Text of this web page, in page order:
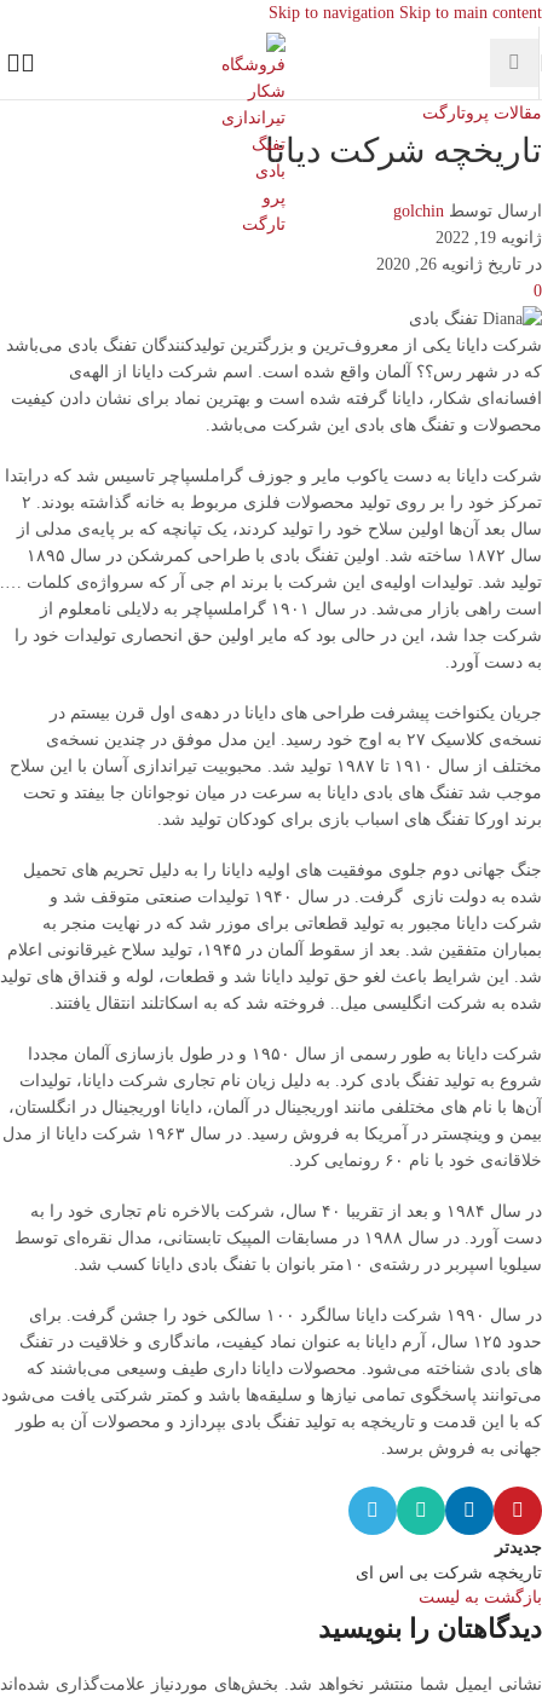
Skip to navigation Skip to main content
مقالات پروتارگت
تاریخچه شرکت دیانا
ارسال توسط golchin
ژانویه 19, 2022
در تاریخ ژانویه 26, 2020
0
شرکت دایانا یکی از معروف‌ترین و بزرگترین تولیدکنندگان تفنگ بادی می‌باشد
که در شهر رس؟؟ آلمان واقع شده است. اسم شرکت دایانا از الهه‌ی
افسانه‌ای شکار، دایانا گرفته شده است و بهترین نماد برای نشان دادن کیفیت
محصولات و تفنگ های بادی این شرکت می‌باشد.
شرکت دایانا به دست یاکوب مایر و جوزف گراملسپاچر تاسیس شد که درابتدا
تمرکز خود را بر روی تولید محصولات فلزی مربوط به خانه گذاشته بودند. ۲
سال بعد آن‌ها اولین سلاح خود را تولید کردند، یک تپانچه که بر پایه‌ی مدلی از
سال ۱۸۷۲ ساخته شد. اولین تفنگ بادی با طراحی کمرشکن در سال ۱۸۹۵
تولید شد. تولیدات اولیه‌ی این شرکت با برند ام جی آر که سرواژه‌ی کلمات ….
است راهی بازار می‌شد. در سال ۱۹۰۱ گراملسپاچر به دلایلی نامعلوم از
شرکت جدا شد، این در حالی بود که مایر اولین حق انحصاری تولیدات خود را
به دست آورد.
جریان یکنواخت پیشرفت طراحی های دایانا در دهه‌ی اول قرن بیستم در
نسخه‌ی کلاسیک ۲۷ به اوج خود رسید. این مدل موفق در چندین نسخه‌ی
مختلف از سال ۱۹۱۰ تا ۱۹۸۷ تولید شد. محبوبیت تیراندازی آسان با این سلاح
موجب شد تفنگ های بادی دایانا به سرعت در میان نوجوانان جا بیفتد و تحت
برند اورکا تفنگ های اسباب بازی برای کودکان تولید شد.
جنگ جهانی دوم جلوی موفقیت های اولیه دایانا را به دلیل تحریم های تحمیل
شده به دولت نازی گرفت. در سال ۱۹۴۰ تولیدات صنعتی متوقف شد و
شرکت دایانا مجبور به تولید قطعاتی برای موزر شد که در نهایت منجر به
بمباران متفقین شد. بعد از سقوط آلمان در ۱۹۴۵، تولید سلاح غیرقانونی اعلام
شد. این شرایط باعث لغو حق تولید دایانا شد و قطعات، لوله و قنداق های تولید
شده به شرکت انگلیسی میل.. فروخته شد که به اسکاتلند انتقال یافتند.
شرکت دایانا به طور رسمی از سال ۱۹۵۰ و در طول بازسازی آلمان مجددا
شروع به تولید تفنگ بادی کرد. به دلیل زیان نام تجاری شرکت دایانا، تولیدات
آن‌ها با نام های مختلفی مانند اوریجینال در آلمان، دایانا اوریجینال در انگلستان،
بیمن و وینچستر در آمریکا به فروش رسید. در سال ۱۹۶۳ شرکت دایانا از مدل
خلاقانه‌ی خود با نام ۶۰ رونمایی کرد.
در سال ۱۹۸۴ و بعد از تقریبا ۴۰ سال، شرکت بالاخره نام تجاری خود را به
دست آورد. در سال ۱۹۸۸ در مسابقات المپیک تابستانی، مدال نقره‌ای توسط
سیلویا اسپربر در رشته‌ی ۱۰متر بانوان با تفنگ بادی دایانا کسب شد.
در سال ۱۹۹۰ شرکت دایانا سالگرد ۱۰۰ سالکی خود را جشن گرفت. برای
حدود ۱۲۵ سال، آرم دایانا به عنوان نماد کیفیت، ماندگاری و خلاقیت در تفنگ
های بادی شناخته می‌شود. محصولات دایانا داری طیف وسیعی می‌باشند که
می‌توانند پاسخگوی تمامی نیازها و سلیقه‌ها باشد و کمتر شرکتی یافت می‌شود
که با این قدمت و تاریخچه به تولید تفنگ بادی بپردازد و محصولات آن به طور
جهانی به فروش برسد.
جدیدتر
تاریخچه شرکت بی اس ای
بازگشت به لیست
دیدگاهتان را بنویسید
نشانی ایمیل شما منتشر نخواهد شد. بخش‌های موردنیاز علامت‌گذاری شده‌اند